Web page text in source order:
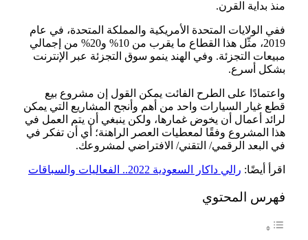
منذ بداية القرن.
ففي الولايات المتحدة الأمريكية والمملكة المتحدة، في عام
2019، مثّل هذا القطاع ما يقرب من 10% و20% من إجمالي
مبيعات التجزئة. وفي الهند ينمو سوق التجزئة عبر الإنترنت
بشكل أسرع.
واعتمادًا على الطرح الفائت يمكن القول إن مشروع بيع
قطع غيار السيارات واحد من أهم وأنجح المشاريع التي يمكن
لرائد أعمال أن يخوض غمارها، ولكن ينبغي أن يتم العمل في
هذا المشروع وفقًا لمعطيات العصر الراهنة؛ أي أن تفكر في
في البعد الرقمي/ التقني/ الافتراضي لمشروعك.
اقرأ أيضًا: رالي داكار السعودية 2022.. الفعاليات والسباقات
فهرس المحتوي